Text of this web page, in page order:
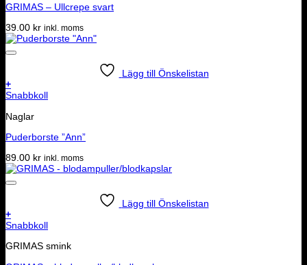
GRIMAS – Ullcrepe svart
39.00 kr inkl. moms
Lägg till Önskelistan
+
Snabbkoll
Naglar
Puderborste ”Ann”
89.00 kr inkl. moms
Lägg till Önskelistan
+
Snabbkoll
GRIMAS smink